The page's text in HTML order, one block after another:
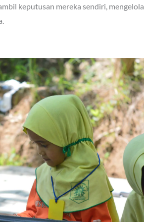
keputusan mereka sendiri, mengelola